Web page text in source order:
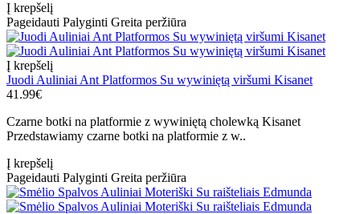
Į krepšelį
Pageidauti Palyginti Greita peržiūra
Į krepšelį
Juodi Auliniai Ant Platformos Su wywiniętą viršumi Kisanet
41.99€
Czarne botki na platformie z wywiniętą cholewką Kisanet
Przedstawiamy czarne botki na platformie z w..
Į krepšelį
Pageidauti Palyginti Greita peržiūra